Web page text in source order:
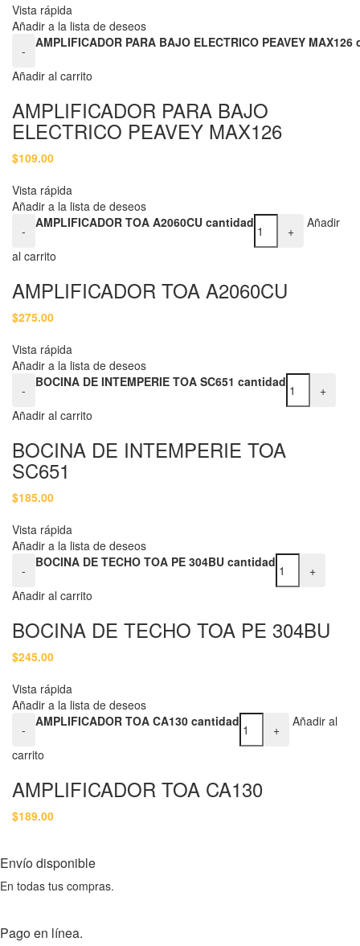
Vista rápida
Añadir a la lista de deseos
-
AMPLIFICADOR PARA BAJO ELECTRICO PEAVEY
Añadir al carrito
AMPLIFICADOR PARA BAJO
ELECTRICO PEAVEY MAX126
$109.00
Vista rápida
Añadir a la lista de deseos
-
AMPLIFICADOR TOA A2060CU cantidad
+
Añadir
al carrito
AMPLIFICADOR TOA A2060CU
$275.00
Vista rápida
Añadir a la lista de deseos
-
BOCINA DE INTEMPERIE TOA SC651 cantidad
+
Añadir al carrito
BOCINA DE INTEMPERIE TOA
SC651
$185.00
Vista rápida
Añadir a la lista de deseos
-
BOCINA DE TECHO TOA PE 304BU cantidad
+
Añadir al carrito
BOCINA DE TECHO TOA PE 304BU
$245.00
Vista rápida
Añadir a la lista de deseos
-
AMPLIFICADOR TOA CA130 cantidad
+
Añadir al
carrito
AMPLIFICADOR TOA CA130
$189.00
Envío disponible
En todas tus compras.
Pago en línea.